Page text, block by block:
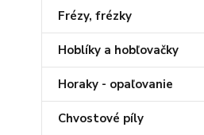
Frézy, frézky
Hoblíky a hobľovačky
Horaky - opaľovanie
Chvostové píly